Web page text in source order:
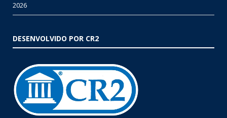
2026
DESENVOLVIDO POR CR2